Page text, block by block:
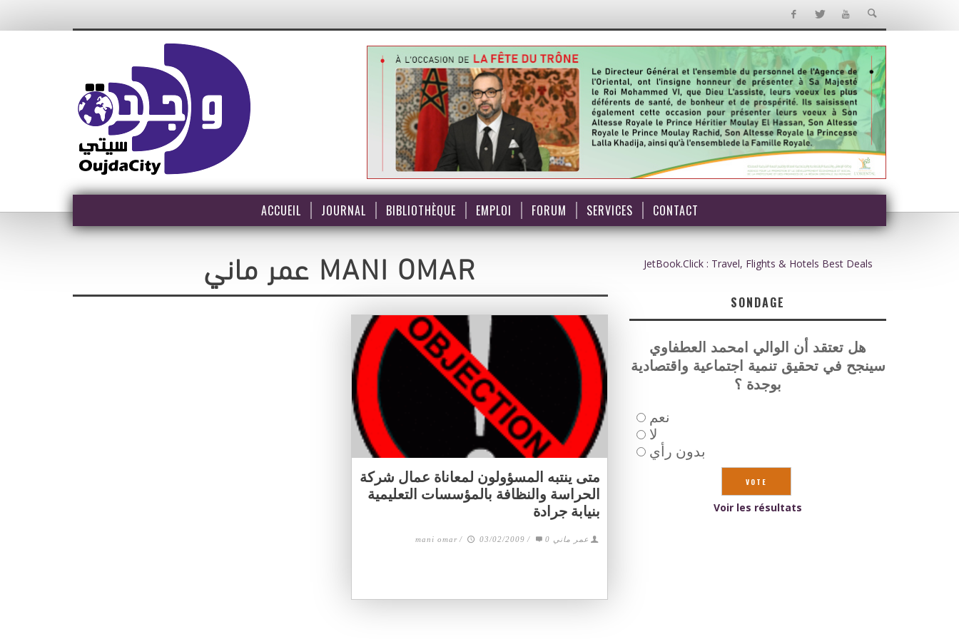
ACCUEIL JOURNAL BIBLIOTHÈQUE EMPLOI FORUM SERVICES CONTACT
عمر ماني MANI OMAR
متى ينتبه المسؤولون لمعاناة عمال شركة
الحراسة والنظافة بالمؤسسات التعليمية
بنيابة جرادة
عمر ماني mani omar / 03/02/2009 / 0
JetBook.Click : Travel, Flights & Hotels Best Deals
SONDAGE
هل تعتقد أن الوالي امحمد العطفاوي
سينجح في تحقيق تنمية اجتماعية واقتصادية
بوجدة ؟
نعم
لا
بدون رأي
Voir les résultats